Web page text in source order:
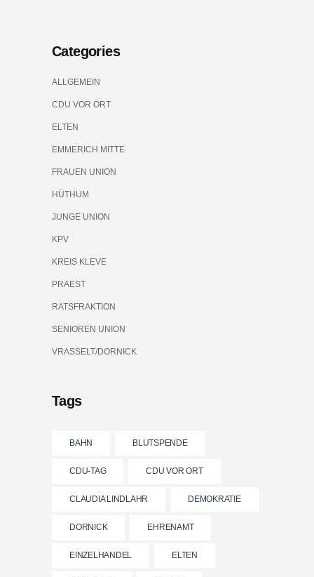
Categories
ALLGEMEIN
CDU VOR ORT
ELTEN
EMMERICH MITTE
FRAUEN UNION
HÜTHUM
JUNGE UNION
KPV
KREIS KLEVE
PRAEST
RATSFRAKTION
SENIOREN UNION
VRASSELT/DORNICK
Tags
BAHN BLUTSPENDE
CDU-TAG CDU VOR ORT
CLAUDIA LINDLAHR DEMOKRATIE
DORNICK EHRENAMT
EINZELHANDEL ELTEN